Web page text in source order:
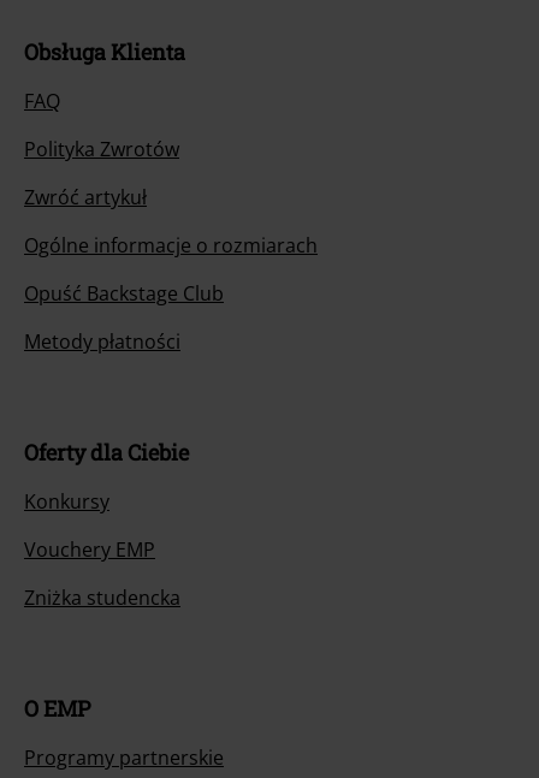
Obsługa Klienta
FAQ
Polityka Zwrotów
Zwróć artykuł
Ogólne informacje o rozmiarach
Opuść Backstage Club
Metody płatności
Oferty dla Ciebie
Konkursy
Vouchery EMP
Zniżka studencka
O EMP
Programy partnerskie